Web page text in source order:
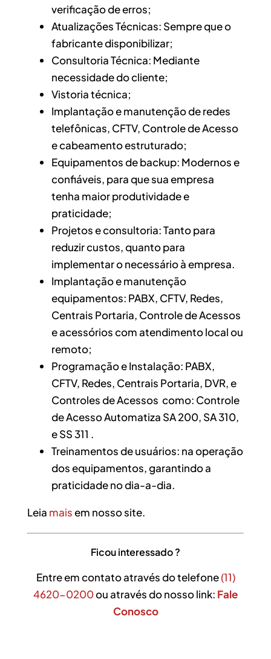
verificação de erros;
Atualizações Técnicas: Sempre que o
fabricante disponibilizar;
Consultoria Técnica: Mediante
necessidade do cliente;
Vistoria técnica;
Implantação e manutenção de redes
telefônicas, CFTV, Controle de Acesso
e cabeamento estruturado;
Equipamentos de backup: Modernos e
confiáveis, para que sua empresa
tenha maior produtividade e
praticidade;
Projetos e consultoria: Tanto para
reduzir custos, quanto para
implementar o necessário à empresa.
Implantação e manutenção
equipamentos: PABX, CFTV, Redes,
Centrais Portaria, Controle de Acessos
e acessórios com atendimento local ou
remoto;
Programação e Instalação: PABX,
CFTV, Redes, Centrais Portaria, DVR, e
Controles de Acessos como: Controle
de Acesso Automatiza SA 200, SA 310,
e SS 311 .
Treinamentos de usuários: na operação
dos equipamentos, garantindo a
praticidade no dia-a-dia.
Leia maisem nosso site.
Ficou interessado ?
Entre em contato através do telefone(11)
4620-0200ou através do nosso link: Fale
Conosco